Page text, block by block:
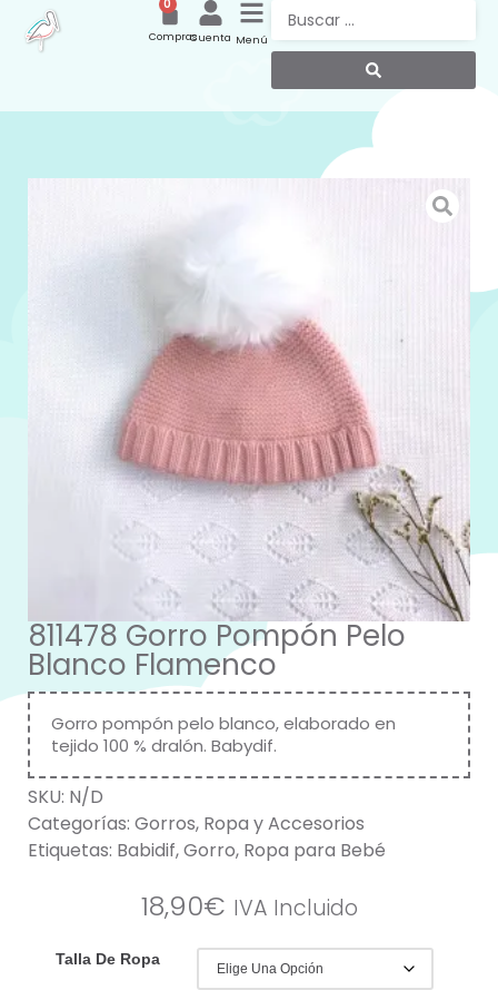
Menú
Cuenta
0
Compras
811478 Gorro Pompón Pelo
Blanco Flamenco
Gorro pompón pelo blanco, elaborado en
tejido 100 % dralón. Babydif.
SKU: N/D
Categorías: Gorros, Ropa y Accesorios
Etiquetas: Babidif,Gorro, Ropa para Bebé
18,90€ IVA Incluido
Talla De Ropa